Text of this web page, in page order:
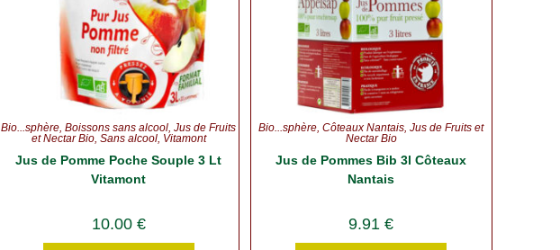
Bio...sphère, Boissons sans alcool, Jus de Fruits
et Nectar Bio, Sans alcool, Vitamont
Jus de Pomme Poche Souple 3 Lt
Vitamont
10.00 €
Bio...sphère,Côteaux Nantais,Jus de Fruits et
Nectar Bio
Jus de Pommes Bib 3l Côteaux
Nantais
9.91€